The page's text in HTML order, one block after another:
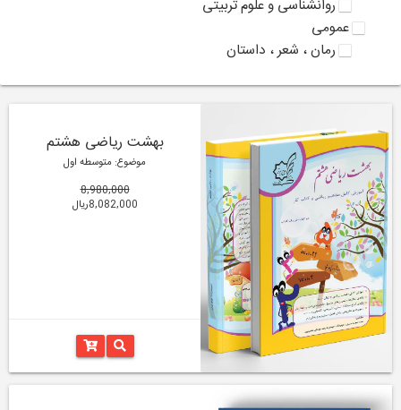
روانشناسی و علوم تربیتی
عمومی
رمان ، شعر ، داستان
بهشت ریاضی هشتم
موضوع: متوسطه اول
8,980,000
8,082,000ریال